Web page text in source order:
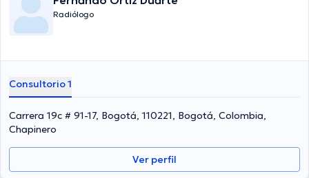
Radiólogo
Consultorio 1
Carrera 19c # 91-17, Bogotá, 110221, Bogotá, Colombia,
Chapinero
Ver perfil